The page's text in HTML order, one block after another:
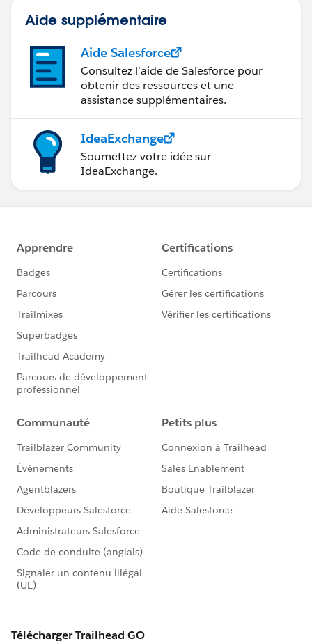
Aide supplémentaire
Aide Salesforce
Consultez l’aide de Salesforce pour
obtenir des ressources et une
assistance supplémentaires.
IdeaExchange
Soumettez votre idée sur
IdeaExchange.